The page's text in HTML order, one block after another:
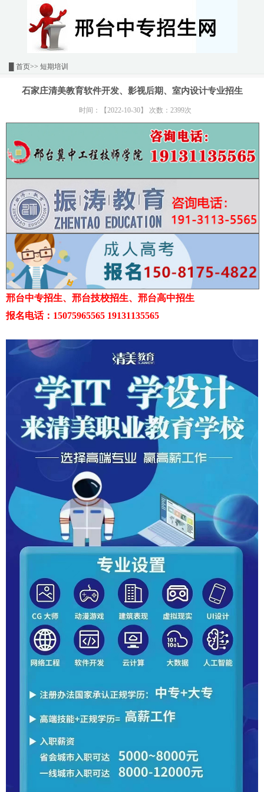
首页>> 短期培训
石家庄清美教育软件开发、影视后期、室内设计专业招生
时间：【2022-10-30】 次数：2399次
邢台中专招生、邢台技校招生、邢台高中招生
报名电话：15075965565 19131135565